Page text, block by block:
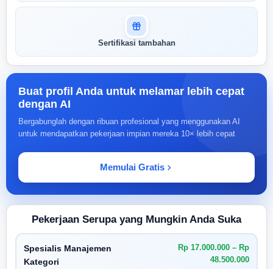
Sertifikasi tambahan
Buat profil Anda untuk melamar lebih cepat
dengan AI
Bergabunglah dengan ribuan profesional yang menggunakan AI
untuk mendapatkan pekerjaan impian mereka 10× lebih cepat
Memulai Gratis
Pekerjaan Serupa yang Mungkin Anda Suka
Spesialis Manajemen
Kategori
Rp 17.000.000 – Rp
48.500.000